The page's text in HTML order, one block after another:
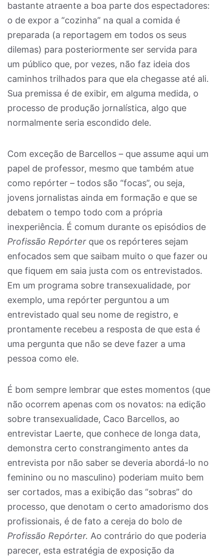
bastante atraente a boa parte dos espectadores:
o de expor a “cozinha” na qual a comida é
preparada (a reportagem em todos os seus
dilemas) para posteriormente ser servida para
um público que, por vezes, não faz ideia dos
caminhos trilhados para que ela chegasse até ali.
Sua premissa é de exibir, em alguma medida, o
processo de produção jornalística, algo que
normalmente seria escondido dele.
Com exceção de Barcellos – que assume aqui um
papel de professor, mesmo que também atue
como repórter – todos são “focas”, ou seja,
jovens jornalistas ainda em formação e que se
debatem o tempo todo com a própria
inexperiência. É comum durante os episódios de
Profissão Repórter que os repórteres sejam
enfocados sem que saibam muito o que fazer ou
que fiquem em saia justa com os entrevistados.
Em um programa sobre transexualidade, por
exemplo, uma repórter perguntou a um
entrevistado qual seu nome de registro, e
prontamente recebeu a resposta de que esta é
uma pergunta que não se deve fazer a uma
pessoa como ele.
É bom sempre lembrar que estes momentos (que
não ocorrem apenas com os novatos: na edição
sobre transexualidade, Caco Barcellos, ao
entrevistar Laerte, que conhece de longa data,
demonstra certo constrangimento antes da
entrevista por não saber se deveria abordá-lo no
feminino ou no masculino) poderiam muito bem
ser cortados, mas a exibição das “sobras” do
processo, que denotam o certo amadorismo dos
profissionais, é de fato a cereja do bolo de
Profissão Repórter. Ao contrário do que poderia
parecer, esta estratégia de exposição da